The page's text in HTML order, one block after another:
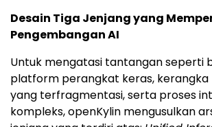
Desain Tiga Jenjang yang
Pengembangan AI
Untuk mengatasi tantangan seperti
platform perangkat keras, kerangka
yang terfragmentasi, serta proses
kompleks, openKylin mengusulkan